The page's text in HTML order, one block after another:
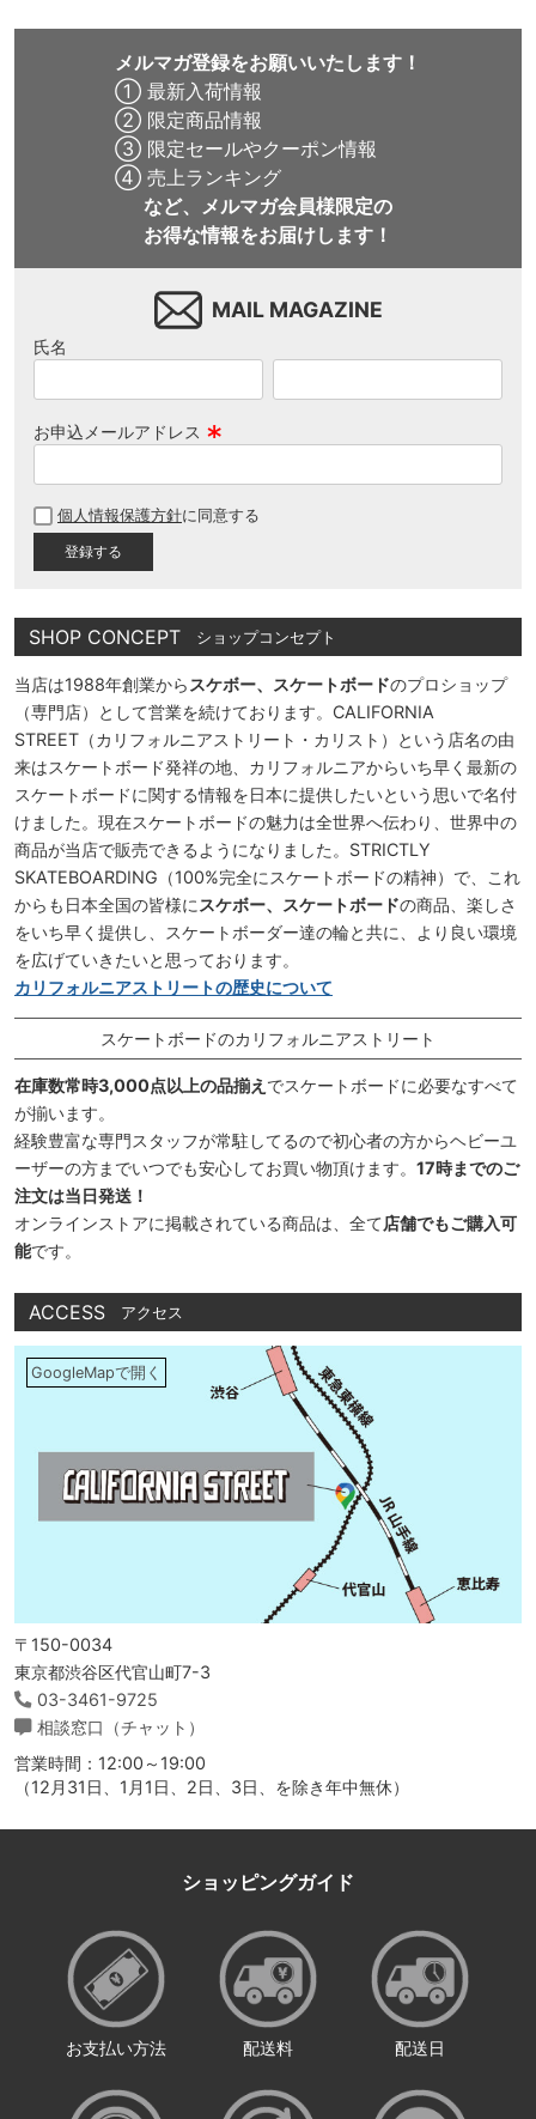
メルマガ登録をお願いいたします！
① 最新入荷情報
② 限定商品情報
③ 限定セールやクーポン情報
④ 売上ランキング
など、メルマガ会員様限定の
お得な情報をお届けします！
MAIL MAGAZINE
氏名
お申込メールアドレス
須
個人情報保護方針に同意する
SHOP CONCEPT ショップコンセプト
当店は1988年創業から スケボー、スケートボードのプロショップ
（専門店）として営業を続けております。CALIFORNIA
STREET（カリフォルニアストリート・カリスト）という店名の由
来はスケートボード発祥の地、カリフォルニアからいち早く最新の
スケートボードに関する情報を日本に提供したいという思いで名付
けました。現在スケートボードの魅力は全世界へ伝わり、世界中の
商品が当店で販売できるようになりました。STRICTLY
SKATEBOARDING（100%完全にスケートボードの精神）で、これ
からも日本全国の皆様に スケボー、スケートボードの商品、楽しさ
をいち早く提供し、スケートボーダー達の輪と共に、より良い環境
を広げていきたいと思っております。
カリフォルニアストリートの歴史について
スケートボードのカリフォルニアストリート
在庫数常時3,000点以上の品揃え でスケートボードに必要なすべて
が揃います。
経験豊富な専門スタッフが常駐してるので初心者の方からヘビーユ
ーザーの方までいつでも安心してお買い物頂けます。 17時までのご
注文は当日発送！
オンラインストアに掲載されている商品は、全て店舗でもご購入可
能です。
ACCESS アクセス
GoogleMapで開く
〒150-0034
東京都渋谷区代官山町7-3
03-3461-9725
相談窓口（チャット）
営業時間：12:00～19:00
（12月31日、1月1日、2日、3日、を除き年中無休）
ショッピングガイド
お支払い方法 配送料 配送日